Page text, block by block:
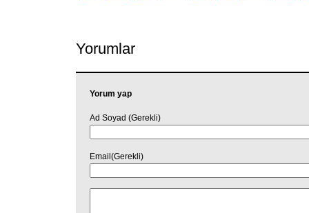
Yorumlar
Yorum yap
Ad Soyad (Gerekli)
Email(Gerekli)